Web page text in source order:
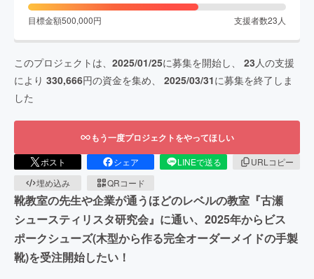
目標金額500,000円 支援者数23 人
このプロジェクトは、 2025/01/25に募集を開始し、 23 人の支援
により 330,666円の資金を集め、 2025/03/31に募集を終了しま
した
もう一度プロジェクトをやってほしい
ポスト シェア LINEで送る
URLコピー
埋め込み
QRコード
靴教室の先生や企業が通うほどのレベルの教室『古瀬
シュースティリスタ研究会』に通い、2025年からビス
ポークシューズ(木型から作る完全オーダーメイドの手製
靴)を受注開始したい！